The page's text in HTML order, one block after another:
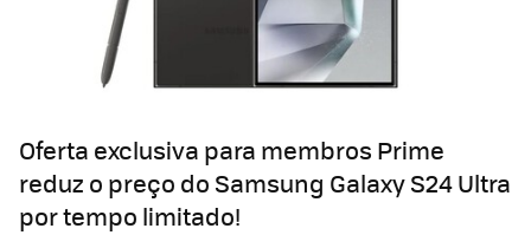
Oferta exclusiva para membros Prime
reduz o preço do Samsung Galaxy S24 Ultra
por tempo limitado!